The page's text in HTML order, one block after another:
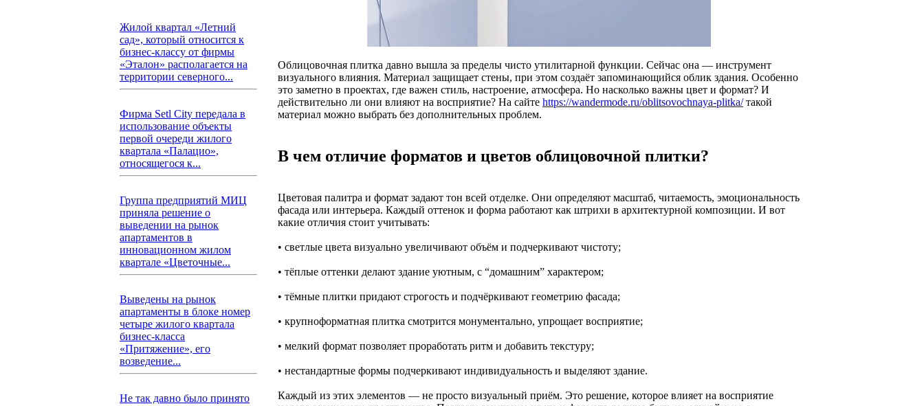
Жилой квартал «Летний
сад», который относится к
бизнес-классу от фирмы
«Эталон» располагается на
территории северного...
Фирма Setl City передала в
использование объекты
первой очереди жилого
квартала «Палацио»,
относящегося к...
Группа предприятий МИЦ
приняла решение о
выведении на рынок
апартаментов в
инновационном жилом
квартале «Цветочные...
Выведены на рынок
апартаменты в блоке номер
четыре жилого квартала
бизнес-класса
«Притяжение», его
возведение...
Не так давно было принято
Облицовочная плитка давно вышла за пределы чисто утилитарной функции. Сейчас она — инструмент
визуального влияния. Материал защищает стены, при этом создаёт запоминающийся облик здания. Особенно
это заметно в проектах, где важен стиль, настроение, атмосфера. Но насколько важны цвет и формат? И
действительно ли они влияют на восприятие? На сайте https://wandermode.ru/oblitsovochnaya-plitka/такой
материал можно выбрать без дополнительных проблем.
В чем отличие форматов и цветов облицовочной плитки?
Цветовая палитра и формат задают тон всей отделке. Они определяют масштаб, читаемость, эмоциональность
фасада или интерьера. Каждый оттенок и форма работают как штрихи в архитектурной композиции. И вот
какие отличия стоит учитывать:
• светлые цвета визуально увеличивают объём и подчеркивают чистоту;
• тёплые оттенки делают здание уютным, с “домашним” характером;
• тёмные плитки придают строгость и подчёркивают геометрию фасада;
• крупноформатная плитка смотрится монументально, упрощает восприятие;
• мелкий формат позволяет проработать ритм и добавить текстуру;
• нестандартные формы подчеркивают индивидуальность и выделяют здание.
Каждый из этих элементов — не просто визуальный приём. Это решение, которое влияет на восприятие